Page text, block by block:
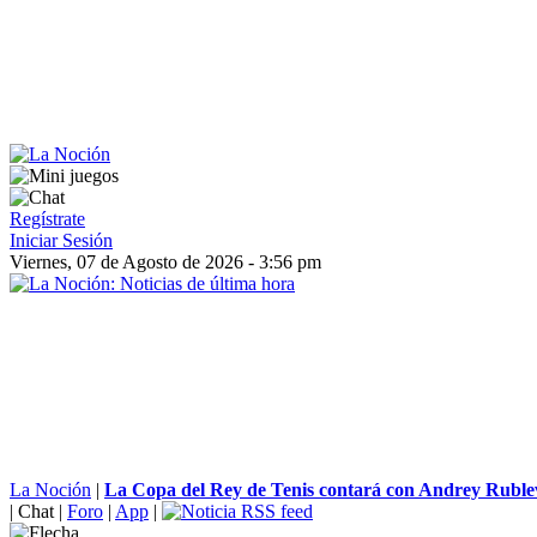
Regístrate
Iniciar Sesión
Viernes, 07 de Agosto de 2026 - 3:56 pm
La Noción | La Copa del Rey de Tenis contará con Andrey
| Chat | Foro | App |